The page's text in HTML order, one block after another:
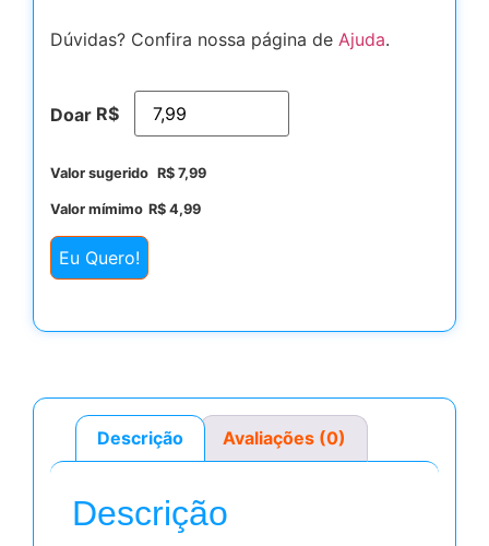
Dúvidas? Confira nossa página de Ajuda.
Doar R$
Valor sugerido R$ 7,99
Valor mímimo R$ 4,99
Eu Quero!
Descrição Avaliações (0)
Descrição